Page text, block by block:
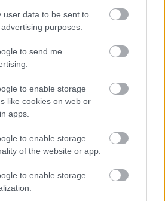
user data to be sent to
purposes.
to send me
to enable storage
like cookies on web or
apps.
to enable storage
of the website or app.
to enable storage
az ablak – egyszerűbb a
mint gondolnád
szódabikarbónával: ezzel lesz